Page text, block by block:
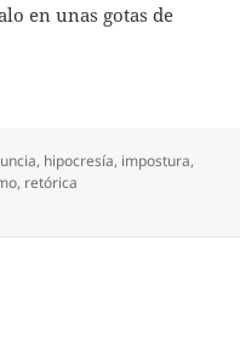
en unas gotas de
, hipocresía, impostura,
, retórica